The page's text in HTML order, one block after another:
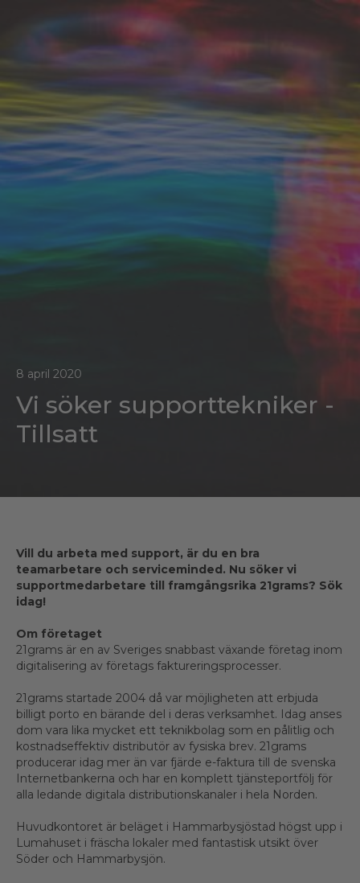
8 april 2020
Vi söker supporttekniker -
Tillsatt
Vill du arbeta med support, är du en bra
teamarbetare och serviceminded. Nu söker vi
supportmedarbetare till framgångsrika 21grams? Sök
idag!
Om företaget
21grams är en av Sveriges snabbast växande företag inom
digitalisering av företags faktureringsprocesser.
21grams startade 2004 då var möjligheten att erbjuda
billigt porto en bärande del i deras verksamhet. Idag anses
dom vara lika mycket ett teknikbolag som en pålitlig och
kostnadseffektiv distributör av fysiska brev. 21grams
producerar idag mer än var fjärde e-faktura till de svenska
Internetbankerna och har en komplett tjänsteportfölj för
alla ledande digitala distributionskanaler i hela Norden.
Huvudkontoret är beläget i Hammarbysjöstad högst upp i
Lumahuset i fräscha lokaler med fantastisk utsikt över
Söder och Hammarbysjön.